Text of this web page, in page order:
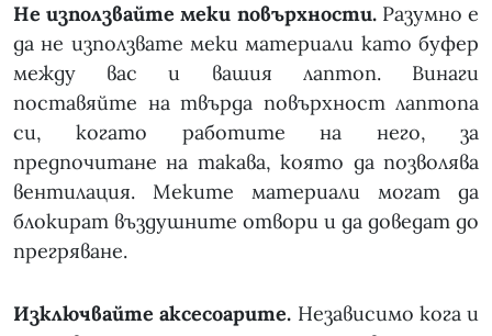
Не използвайте меки повърхности.Разумно е
да не използвате меки материали като буфер
между вас и вашия лаптоп. Винаги
поставяйте на твърда повърхност лаптопа
си, когато работите на него, за
предпочитане на такава, която да позволява
вентилация. Меките материали могат да
блокират въздушните отвори и да доведат до
прегряване.
Изключвайте аксесоарите. Независимо кога и